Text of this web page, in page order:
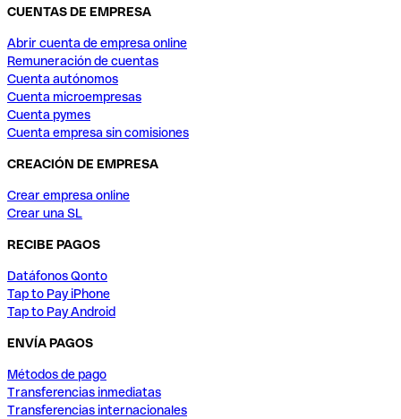
CUENTAS DE EMPRESA
Abrir cuenta de empresa online
Remuneración de cuentas
Cuenta autónomos
Cuenta microempresas
Cuenta pymes
Cuenta empresa sin comisiones
CREACIÓN DE EMPRESA
Crear empresa online
Crear una SL
RECIBE PAGOS
Datáfonos Qonto
Tap to Pay iPhone
Tap to Pay Android
ENVÍA PAGOS
Métodos de pago
Transferencias inmediatas
Transferencias internacionales